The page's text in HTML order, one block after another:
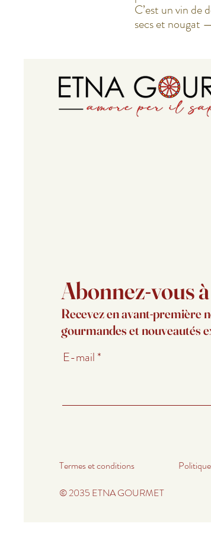
C’est un vin de
secs et nougat
Abonnez-vous
Recevez en avant-première
gourmandes et nouveautés
E-mail
Termes et conditions
© 2035 ETNA GOURMET